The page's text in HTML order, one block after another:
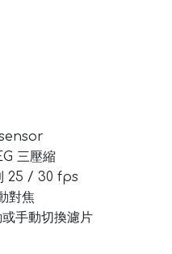
三壓縮
25 / 30 fps
對焦
手動切換濾片